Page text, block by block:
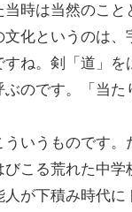
時は当然のこと
文化というのは
ね。剣「道」
のです。「当た
いうものです。
びこる荒れた中
が下積み時代に